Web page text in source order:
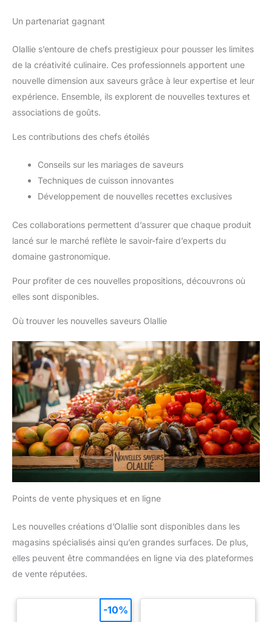
Un partenariat gagnant
Olallie s’entoure de chefs prestigieux pour pousser les limites
de la créativité culinaire. Ces professionnels apportent une
nouvelle dimension aux saveurs grâce à leur expertise et leur
expérience. Ensemble, ils explorent de nouvelles textures et
associations de goûts.
Les contributions des chefs étoilés
Conseils sur les mariages de saveurs
Techniques de cuisson innovantes
Développement de nouvelles recettes exclusives
Ces collaborations permettent d’assurer que chaque produit
lancé sur le marché reflète le savoir-faire d’experts du
domaine gastronomique.
Pour profiter de ces nouvelles propositions, découvrons où
elles sont disponibles.
Où trouver les nouvelles saveurs Olallie
Points de vente physiques et en ligne
Les nouvelles créations d’Olallie sont disponibles dans les
magasins spécialisés ainsi qu’en grandes surfaces. De plus,
elles peuvent être commandées en ligne via des plateformes
de vente réputées.
-10%